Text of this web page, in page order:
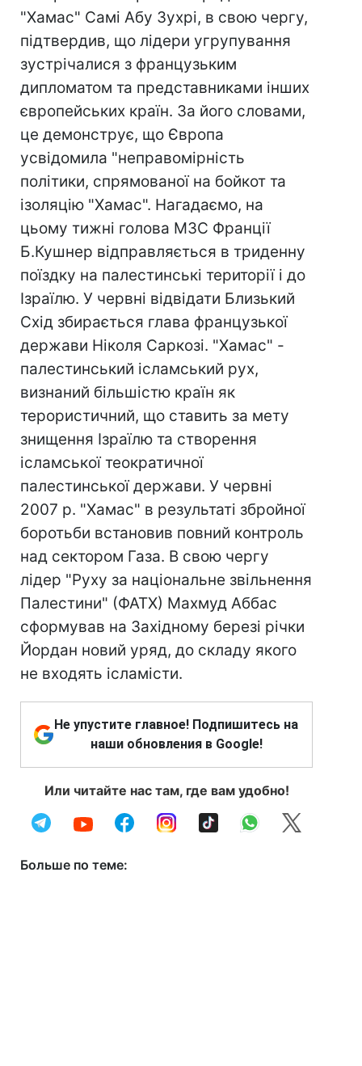
"Хамас" Самі Абу Зухрі, в свою чергу,
підтвердив, що лідери угрупування
зустрічалися з французьким
дипломатом та представниками інших
європейських країн. За його словами,
це демонструє, що Європа
усвідомила "неправомірність
політики, спрямованої на бойкот та
ізоляцію "Хамас". Нагадаємо, на
цьому тижні голова МЗС Франції
Б.Кушнер відправляється в триденну
поїздку на палестинські території і до
Ізраїлю. У червні відвідати Близький
Схід збирається глава французької
держави Ніколя Саркозі. "Хамас" -
палестинський ісламський рух,
визнаний більшістю країн як
терористичний, що ставить за мету
знищення Ізраїлю та створення
ісламської теократичної
палестинської держави. У червні
2007 р. "Хамас" в результаті збройної
боротьби встановив повний контроль
над сектором Газа. В свою чергу
лідер "Руху за національне звільнення
Палестини" (ФАТХ) Махмуд Аббас
сформував на Західному березі річки
Йордан новий уряд, до складу якого
не входять ісламісти.
Не упустите главное! Подпишитесь на
наши обновления в Google!
Или читайте нас там, где вам удобно!
Больше по теме: